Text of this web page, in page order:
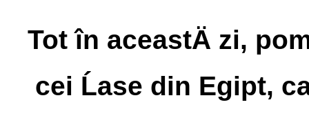
Tot în aceastÄ zi,
cei Ĺase din Egipt,